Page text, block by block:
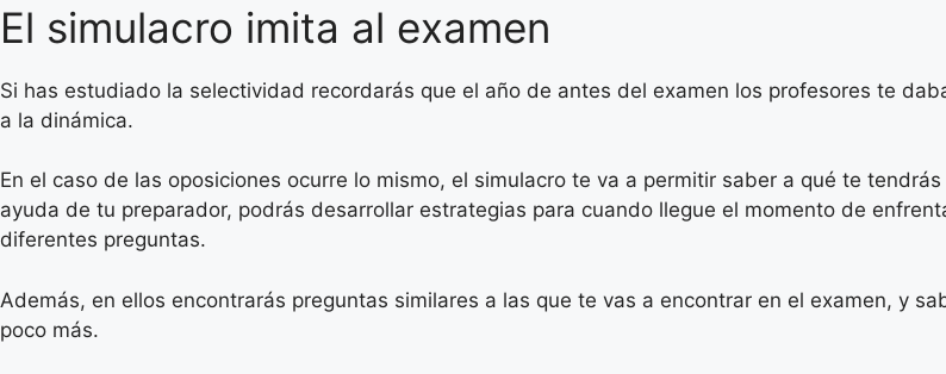
El simulacro imita al examen
Si has estudiado la selectividad recordarás que el año de antes del examen los profesores te
a la dinámica.
En el caso de las oposiciones ocurre lo mismo, el simulacro te va a permitir saber a qué te
ayuda de tu preparador, podrás desarrollar estrategias para cuando llegue el momento de
diferentes preguntas.
Además, en ellos encontrarás preguntas similares a las que te vas a encontrar en el examen, y
poco más.